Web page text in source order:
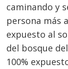
caminando y
persona más
expuesto al
del bosque
100%